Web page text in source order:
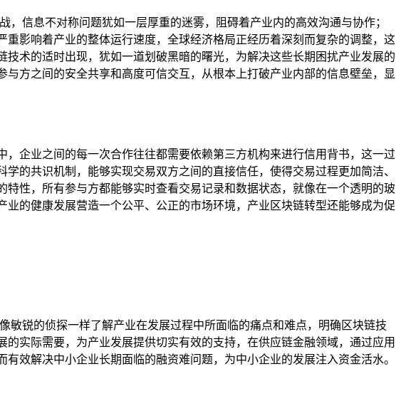
信息不对称问题犹如一层厚重的迷雾，阻碍着产业内的高效沟通与协作；
影响着产业的整体运行速度，全球经济格局正经历着深刻而复杂的调整，这
术的适时出现，犹如一道划破黑暗的曙光，为解决这些长期困扰产业发展的
方之间的安全共享和高度可信交互，从根本上打破产业内部的信息壁垒，显
企业之间的每一次合作往往都需要依赖第三方机构来进行信用背书，这一过
的共识机制，能够实现交易双方之间的直接信任，使得交易过程更加简洁、
性，所有参与方都能够实时查看交易记录和数据状态，就像在一个透明的玻
的健康发展营造一个公平、公正的市场环境，产业区块链转型还能够成为促
锐的侦探一样了解产业在发展过程中所面临的痛点和难点，明确区块链技
实际需要，为产业发展提供切实有效的支持，在供应链金融领域，通过应用
效解决中小企业长期面临的融资难问题，为中小企业的发展注入资金活水。